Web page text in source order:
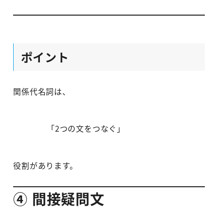
ポイント
関係代名詞は、
「2つの文をつなぐ」
役割があります。
④ 間接疑問文